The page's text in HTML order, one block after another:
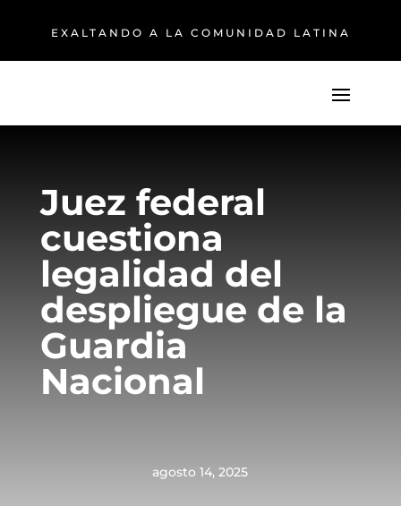
EXALTANDO A LA COMUNIDAD LATINA
Juez federal
cuestiona
legalidad del
despliegue de la
Guardia
Nacional
agosto 14, 2025